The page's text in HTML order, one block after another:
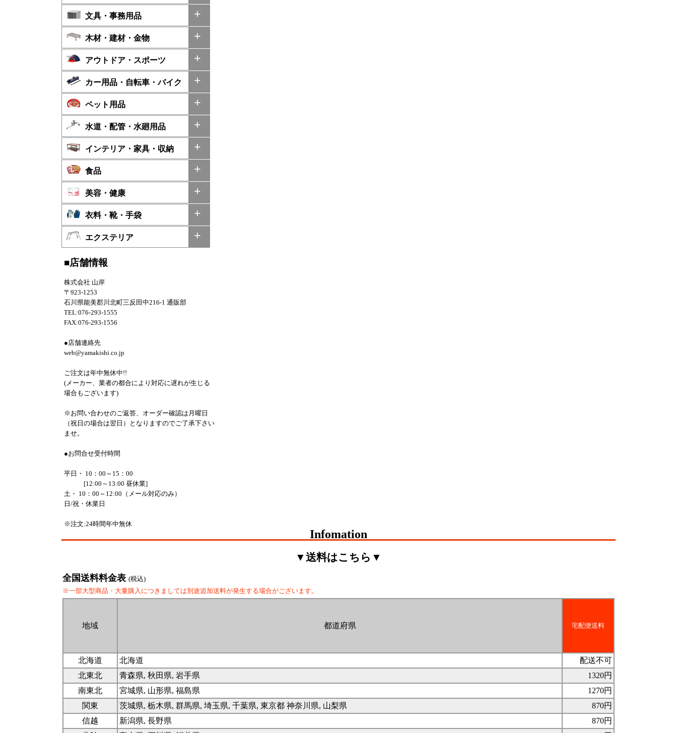
文具・事務用品
木材・建材・金物
アウトドア・スポーツ
カー用品・自転車・バイク
ペット用品
水道・配管・水廻用品
インテリア・家具・収納
食品
美容・健康
衣料・靴・手袋
エクステリア
■店舗情報
株式会社 山岸
〒923-1253
石川県能美郡川北町三反田中216-1 通販部
TEL:076-293-1555
FAX:076-293-1556
●店舗連絡先
web@yamakishi.co.jp
ご注文は年中無休中!!
(メーカー、業者の都合により対応に遅れが生じる
場合もございます)
※お問い合わせのご返答、オーダー確認は月曜日
（祝日の場合は翌日）となりますのでご了承下さい
ませ。
●お問合せ受付時間
平日・ 10：00～15：00
[12:00～13:00 昼休業]
土・ 10：00～12:00（メール対応のみ）
日/祝・休業日
※注文:24時間年中無休
Infomation
▼送料はこちら▼
全国送料料金表 (税込)
※一部大型商品・大量購入につきましては別途追加送料が発生する場合がございます。
地域 都道府県 宅配便送料
北海道 北海道
配送不可
北東北
青森県, 秋田県, 岩手県
1320円
南東北
宮城県, 山形県, 福島県
1270円
関東
茨城県, 栃木県, 群馬県, 埼玉県, 千葉県, 東京都 神奈川県, 山梨県
870円
信越
新潟県, 長野県
870円